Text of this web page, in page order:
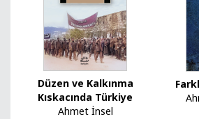
Düzen ve Kalkınma
Kıskacında Türkiye
Ahmet İnsel